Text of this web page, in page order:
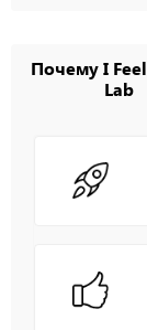
Почему I
Lab